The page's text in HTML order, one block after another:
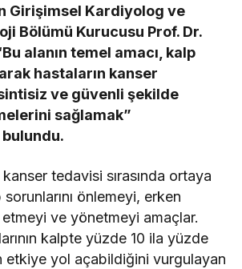
Girişimsel Kardiyolog ve
Bölümü Kurucusu Prof. Dr.
alanın temel amacı, kalp
hastaların kanser
ve güvenli şekilde
sağlamak”
bulundu.
tedavisi sırasında ortaya
önlemeyi, erken
ve yönetmeyi amaçlar.
kalpte yüzde 10 ila yüzde
etkiye yol açabildiğini vurgulayan